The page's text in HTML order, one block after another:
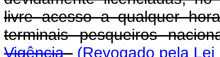
livre acesso a qualquer
terminais pesqueiros
Vigência
(Revogado pela Lei